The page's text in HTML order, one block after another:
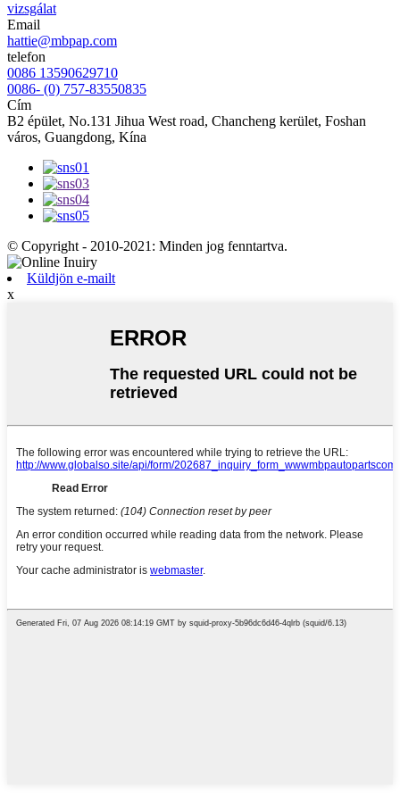
vizsgálat
Email
hattie@mbpap.com
telefon
0086 13590629710
0086- (0) 757-83550835
Cím
B2 épület, No.131 Jihua West road, Chancheng kerület, Foshan
város, Guangdong, Kína
© Copyright - 2010-2021: Minden jog fenntartva.
Küldjön e-mailt
x